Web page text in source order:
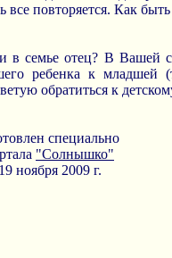
повторяется. Как
в семье отец? В Вашей
ребенка к младшей
обратиться к
специально
"Солнышко"
ноября 2009 г.